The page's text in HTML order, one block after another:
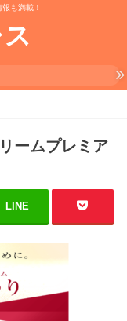
も満載！
ームプレミア
LINE